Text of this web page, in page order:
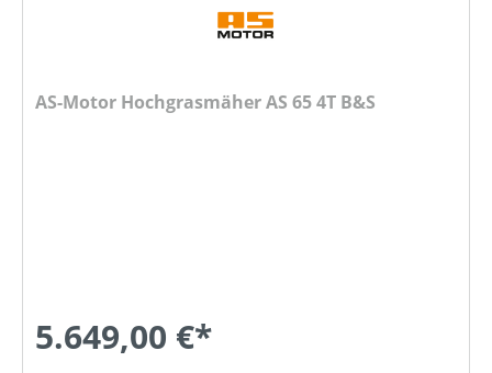
AS-Motor Hochgrasmäher AS 65 4T B&S
5.649,00 €*